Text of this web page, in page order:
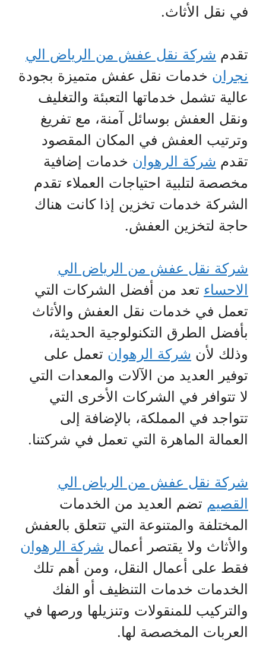
في نقل الأثاث.
تقدم شركة نقل عفش من الرياض الي
نجران خدمات نقل عفش متميزة بجودة
عالية تشمل خدماتها التعبئة والتغليف
ونقل العفش بوسائل آمنة، مع تفريغ
وترتيب العفش في المكان المقصود
تقدم شركة الرهوان خدمات إضافية
مخصصة لتلبية احتياجات العملاء تقدم
الشركة خدمات تخزين إذا كانت هناك
حاجة لتخزين العفش.
شركة نقل عفش من الرياض الي
الاحساء تعد من أفضل الشركات التي
تعمل في خدمات نقل العفش والأثاث
بأفضل الطرق التكنولوجية الحديثة،
وذلك لأن شركة الرهوان تعمل على
توفير العديد من الآلات والمعدات التي
لا تتوافر في الشركات الأخرى التي
تتواجد في المملكة، بالإضافة إلى
العمالة الماهرة التي تعمل في شركتنا.
شركة نقل عفش من الرياض الي
القصيم تضم العديد من الخدمات
المختلفة والمتنوعة التي تتعلق بالعفش
والأثاث ولا يقتصر أعمال شركة الرهوان
فقط على أعمال النقل، ومن أهم تلك
الخدمات خدمات التنظيف أو الفك
والتركيب للمنقولات وتنزيلها ورصها في
العربات المخصصة لها.